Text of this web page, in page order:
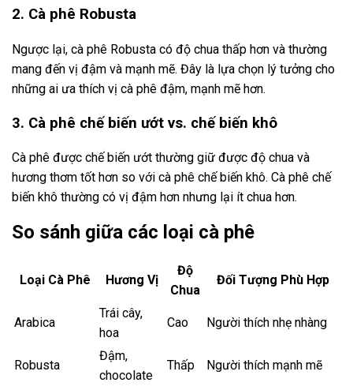
2. Cà phê Robusta
Ngược lại, cà phê Robusta có độ chua thấp hơn và thường
mang đến vị đậm và mạnh mẽ. Đây là lựa chọn lý tưởng cho
những ai ưa thích vị cà phê đậm, mạnh mẽ hơn.
3. Cà phê chế biến ướt vs. chế biến khô
Cà phê được chế biến ướt thường giữ được độ chua và
hương thơm tốt hơn so với cà phê chế biến khô. Cà phê chế
biến khô thường có vị đậm hơn nhưng lại ít chua hơn.
So sánh giữa các loại cà phê
Loại Cà Phê Hương Vị
Độ
Chua
Đối Tượng Phù Hợp
Arabica
Trái cây,
hoa
Cao Người thích nhẹ nhàng
Robusta
Đậm,
chocolate
Thấp Người thích mạnh mẽ